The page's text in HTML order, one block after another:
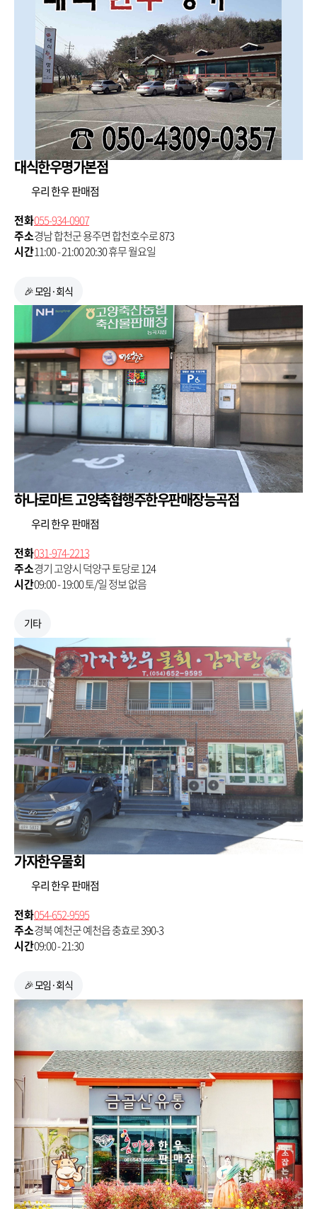
대식한우명가본점
우리 한우 판매점
전화055-934-0907
주소경남 합천군 용주면 합천호수로 873
시간11:00 - 21:00 20:30 휴무 월요일
🎉 모임·회식
하나로마트 고양축협행주한우판매장능곡점
우리 한우 판매점
전화031-974-2213
주소경기 고양시 덕양구 토당로 124
시간09:00 - 19:00 토/일 정보 없음
기타
가자한우물회
우리 한우 판매점
전화054-652-9595
주소경북 예천군 예천읍 충효로 390-3
시간09:00 - 21:30
🎉 모임·회식